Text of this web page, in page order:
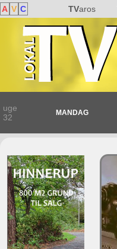
A V C TVaros
uge
32
MANDAG